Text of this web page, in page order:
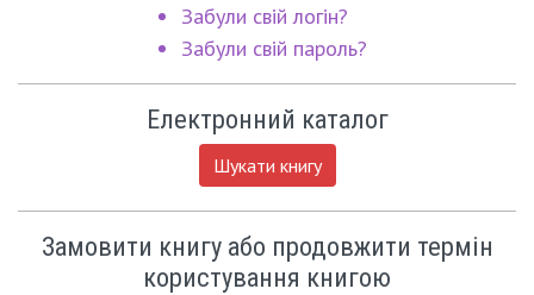
Забули свій логін?
Забули свій пароль?
Електронний каталог
Шукати книгу
Замовити книгу або продовжити термін
користування книгою